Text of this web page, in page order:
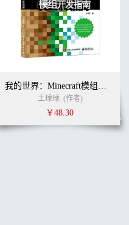
我的世界：Minecraft模组开发指南
土球球 (作者)
￥48.30